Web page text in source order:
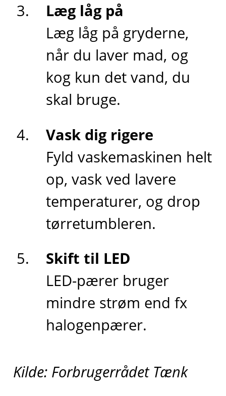
Læg låg på
Læg låg på gryderne,
når du laver mad, og
kog kun det vand, du
skal bruge.
Vask dig rigere
Fyld vaskemaskinen helt
op, vask ved lavere
temperaturer, og drop
tørretumbleren.
Skift til LED
LED-pærer bruger
mindre strøm end fx
halogenpærer.
Kilde: Forbrugerrådet Tænk